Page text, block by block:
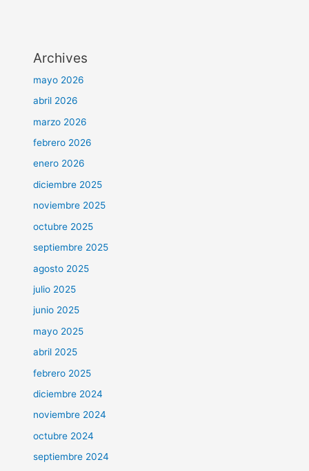
Archives
mayo 2026
abril 2026
marzo 2026
febrero 2026
enero 2026
diciembre 2025
noviembre 2025
octubre 2025
septiembre 2025
agosto 2025
julio 2025
junio 2025
mayo 2025
abril 2025
febrero 2025
diciembre 2024
noviembre 2024
octubre 2024
septiembre 2024